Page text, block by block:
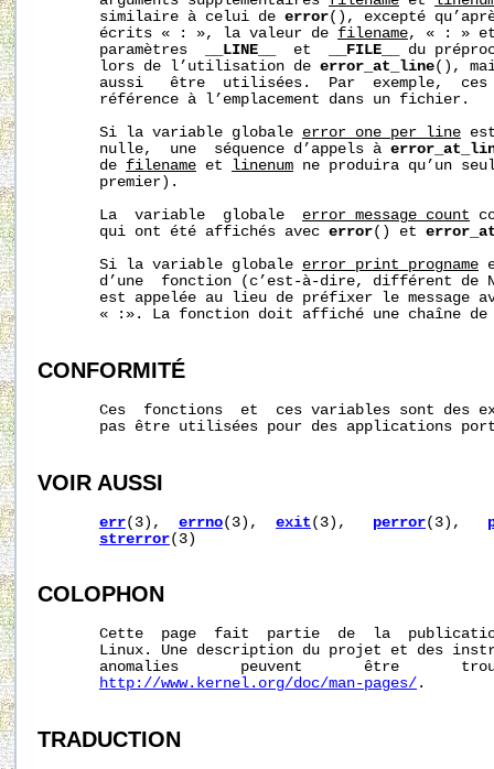
       similaire à celui de
error(), excepté
       écrits « : », la valeur de
filename, « : »
       paramètres
__LINE__
  et
__FILE__
du
       lors de l’utilisation de
error_at_line(),
aussi   être  utilisées.  Par  exemple,
       référence à l’emplacement dans un fichier.
       Si la variable globale
error_one_per_line
       nulle,  une  séquence d’appels à
       de
filename et linenum ne produira qu’un
       premier).
       La  variable  globale
error_message_count
       qui ont été affichés avec
error() et
       Si la variable globale
error_print_progname
d’une  fonction (c’est-à-dire, différent de
est appelée au lieu de préfixer le message
« :». La fonction doit affiché une chaîne
CONFORMITÉ
Ces  fonctions  et  ces variables sont des
pas être utilisées pour des applications
VOIR AUSSI
err(3), errno(3), exit (3), perror(3),
strerror(3)
COLOPHON
Cette  page  fait  partie  de  la
Linux. Une description du projet et des
anomalies       peuvent       être
http://www.kernel.org/doc/man-pages/ .
TRADUCTION